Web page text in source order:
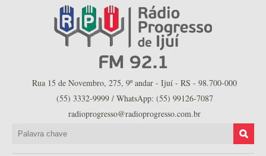
Rua 15 de Novembro, 275, 9º andar - Ijuí - RS - 98.700-000
(55) 3332-9999 / WhatsApp: (55) 99126-7087
radioprogresso@radioprogresso.com.br